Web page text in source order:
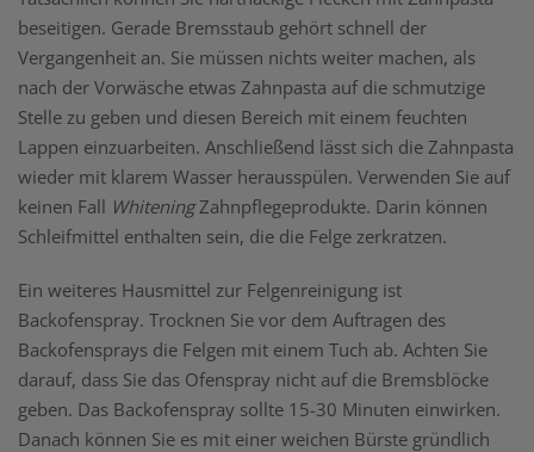
beseitigen. Gerade Bremsstaub gehört schnell der
Vergangenheit an. Sie müssen nichts weiter machen, als
nach der Vorwäsche etwas Zahnpasta auf die schmutzige
Stelle zu geben und diesen Bereich mit einem feuchten
Lappen einzuarbeiten. Anschließend lässt sich die Zahnpasta
wieder mit klarem Wasser herausspülen. Verwenden Sie auf
keinen Fall WhiteningZahnpflegeprodukte. Darin können
Schleifmittel enthalten sein, die die Felge zerkratzen.
Ein weiteres Hausmittel zur Felgenreinigung ist
Backofenspray. Trocknen Sie vor dem Auftragen des
Backofensprays die Felgen mit einem Tuch ab. Achten Sie
darauf, dass Sie das Ofenspray nicht auf die Bremsblöcke
geben. Das Backofenspray sollte 15-30 Minuten einwirken.
Danach können Sie es mit einer weichen Bürste gründlich